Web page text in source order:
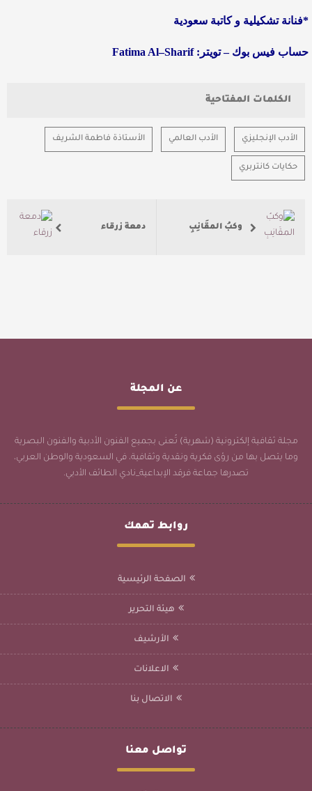
*فنانة تشكيلية و كاتبة سعودية
حساب فيس بوك –تويتر :
Fatima Al–Sharif
الكلمات المفتاحية
الأدب الإنجليزي الأدب العالمي الأستاذة فاطمة الشريف
حكايات كانتربري
وكبُ المقَانِبِ دمعة زرقاء
عن المجلة
مجلة ثقافية إلكترونية (شهرية) تُعنى بجميع الفنون الأدبية والفنون البصرية
وما يتصل بها من رؤى فكرية ونقدية وثقافية، في السعودية والوطن العربي،
تصدرها جماعة فرقد الإبداعية_نادي الطائف الأدبي.
روابط تهمك
الصفحة الرئيسية
هيئة التحرير
الأرشيف
الاعلانات
الاتصال بنا
تواصل معنا